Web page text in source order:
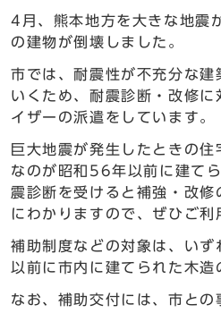
4月、熊本地方を大きな地震
の建物が倒壊しました。
市では、耐震性が不充分な建
いくため、耐震診断・改修
イザーの派遣をしています。
巨大地震が発生したときの
なのが昭和56年以前に建て
震診断を受けると補強・改修
にわかりますので、ぜひご利
補助制度などの対象は、い
以前に市内に建てられた木造
なお、補助交付には、市との